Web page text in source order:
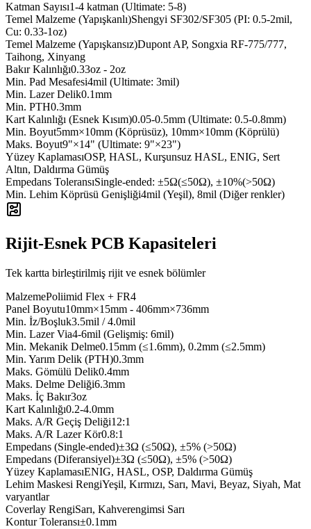
Katman Sayısı1-4 katman (Ultimate: 5-8)
Temel Malzeme (Yapışkanlı)Shengyi SF302/SF305 (PI: 0.5-2mil,
Cu: 0.33-1oz)
Temel Malzeme (Yapışkansız)Dupont AP, Songxia RF-775/777,
Taihong, Xinyang
Bakır Kalınlığı0.33oz - 2oz
Min. Pad Mesafesi4mil (Ultimate: 3mil)
Min. Lazer Delik0.1mm
Min. PTH0.3mm
Kart Kalınlığı (Esnek Kısım)0.05-0.5mm (Ultimate: 0.5-0.8mm)
Min. Boyut5mm×10mm (Köprüsüz), 10mm×10mm (Köprülü)
Maks. Boyut9"×14" (Ultimate: 9"×23")
Yüzey KaplamasıOSP, HASL, Kurşunsuz HASL, ENIG, Sert
Altın, Daldırma Gümüş
Empedans ToleransıSingle-ended: ±5Ω(≤50Ω), ±10%(>50Ω)
Min. Lehim Köprüsü Genişliği4mil (Yeşil), 8mil (Diğer renkler)
Rijit-Esnek PCB Kapasiteleri
Tek kartta birleştirilmiş rijit ve esnek bölümler
MalzemePoliimid Flex + FR4
Panel Boyutu10mm×15mm - 406mm×736mm
Min. İz/Boşluk3.5mil / 4.0mil
Min. Lazer Via4-6mil (Gelişmiş: 6mil)
Min. Mekanik Delme0.15mm (≤1.6mm), 0.2mm (≤2.5mm)
Min. Yarım Delik (PTH)0.3mm
Maks. Gömülü Delik0.4mm
Maks. Delme Deliği6.3mm
Maks. İç Bakır3oz
Kart Kalınlığı0.2-4.0mm
Maks. A/R Geçiş Deliği12:1
Maks. A/R Lazer Kör0.8:1
Empedans (Single-ended)±3Ω (≤50Ω), ±5% (>50Ω)
Empedans (Diferansiyel)±3Ω (≤50Ω), ±5% (>50Ω)
Yüzey KaplamasıENIG, HASL, OSP, Daldırma Gümüş
Lehim Maskesi RengiYeşil, Kırmızı, Sarı, Mavi, Beyaz, Siyah, Mat
varyantlar
Coverlay RengiSarı, Kahverengimsi Sarı
Kontur Toleransı±0.1mm